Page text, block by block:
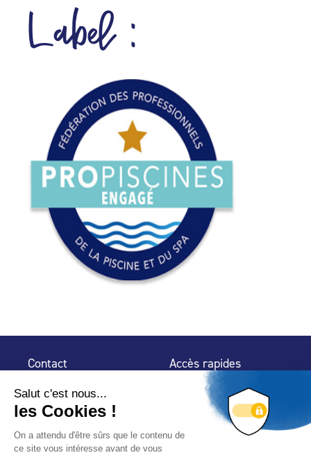
Label :
Contact
32 rue de Mogador
75 009 Paris
Accès rapides
Espace Presse
Trouver un
professionnel